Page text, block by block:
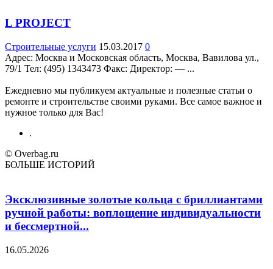
L PROJECT
Строительные услуги 15.03.2017 0
Адрес: Москва и Московская область, Москва, Вавилова ул.,
79/1 Teл: (495) 1343473 Факс: Директор: — ...
Ежедневно мы публикуем актуальные и полезные статьи о
ремонте и строительстве своими руками. Все самое важное и
нужное только для Вас!
.
© Overbag.ru
БОЛЬШЕ ИСТОРИЙ
Эксклюзивные золотые кольца с бриллиантами
ручной работы: воплощение индивидуальности
и бессмертной...
16.05.2026